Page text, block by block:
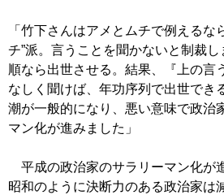
「竹下さんはアメとムチで例えるな
チ”派。言うことを聞かないと制裁し
順なら出世させる。結果、『上の言
なしく聞けば、年功序列で出世でき
潮が一般的になり、悪い意味で政治
マン化が進みました」
平成の政治家のサラリーマン化が
昭和のように決断力のある政治家は